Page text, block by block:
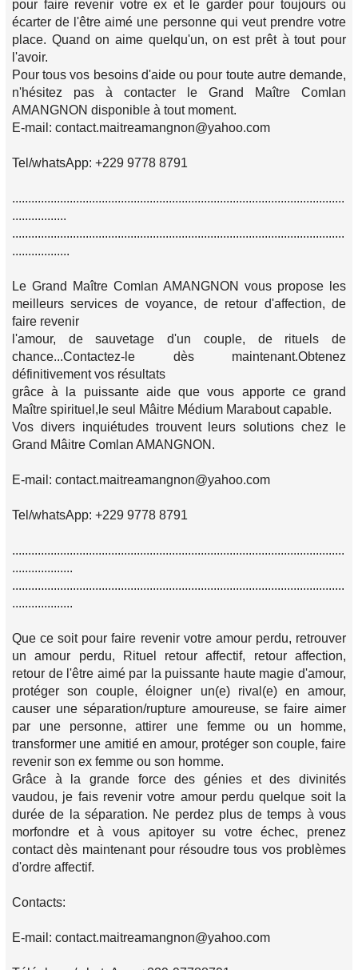
pour faire revenir votre ex et le garder pour toujours ou
écarter de l'être aimé une personne qui veut prendre votre
place. Quand on aime quelqu'un, on est prêt à tout pour
l'avoir.
Pour tous vos besoins d'aide ou pour toute autre demande,
n'hésitez pas à contacter le Grand Maître Comlan
AMANGNON disponible à tout moment.
E-mail: contact.maitreamangnon@yahoo.com
Tel/whatsApp: +229 9778 8791
........................................................................................................
.................
........................................................................................................
..................
Le Grand Maître Comlan AMANGNON vous propose les
meilleurs services de voyance, de retour d'affection, de
faire revenir
l'amour, de sauvetage d'un couple, de rituels de
chance...Contactez-le dès maintenant.Obtenez
définitivement vos résultats
grâce à la puissante aide que vous apporte ce grand
Maître spirituel,le seul Mâitre Médium Marabout capable.
Vos divers inquiétudes trouvent leurs solutions chez le
Grand Mâitre Comlan AMANGNON.
E-mail: contact.maitreamangnon@yahoo.com
Tel/whatsApp: +229 9778 8791
........................................................................................................
...................
........................................................................................................
...................
Que ce soit pour faire revenir votre amour perdu, retrouver
un amour perdu, Rituel retour affectif, retour affection,
retour de l'être aimé par la puissante haute magie d'amour,
protéger son couple, éloigner un(e) rival(e) en amour,
causer une séparation/rupture amoureuse, se faire aimer
par une personne, attirer une femme ou un homme,
transformer une amitié en amour, protéger son couple, faire
revenir son ex femme ou son homme.
Grâce à la grande force des génies et des divinités
vaudou, je fais revenir votre amour perdu quelque soit la
durée de la séparation. Ne perdez plus de temps à vous
morfondre et à vous apitoyer su votre échec, prenez
contact dès maintenant pour résoudre tous vos problèmes
d'ordre affectif.
Contacts:
E-mail: contact.maitreamangnon@yahoo.com